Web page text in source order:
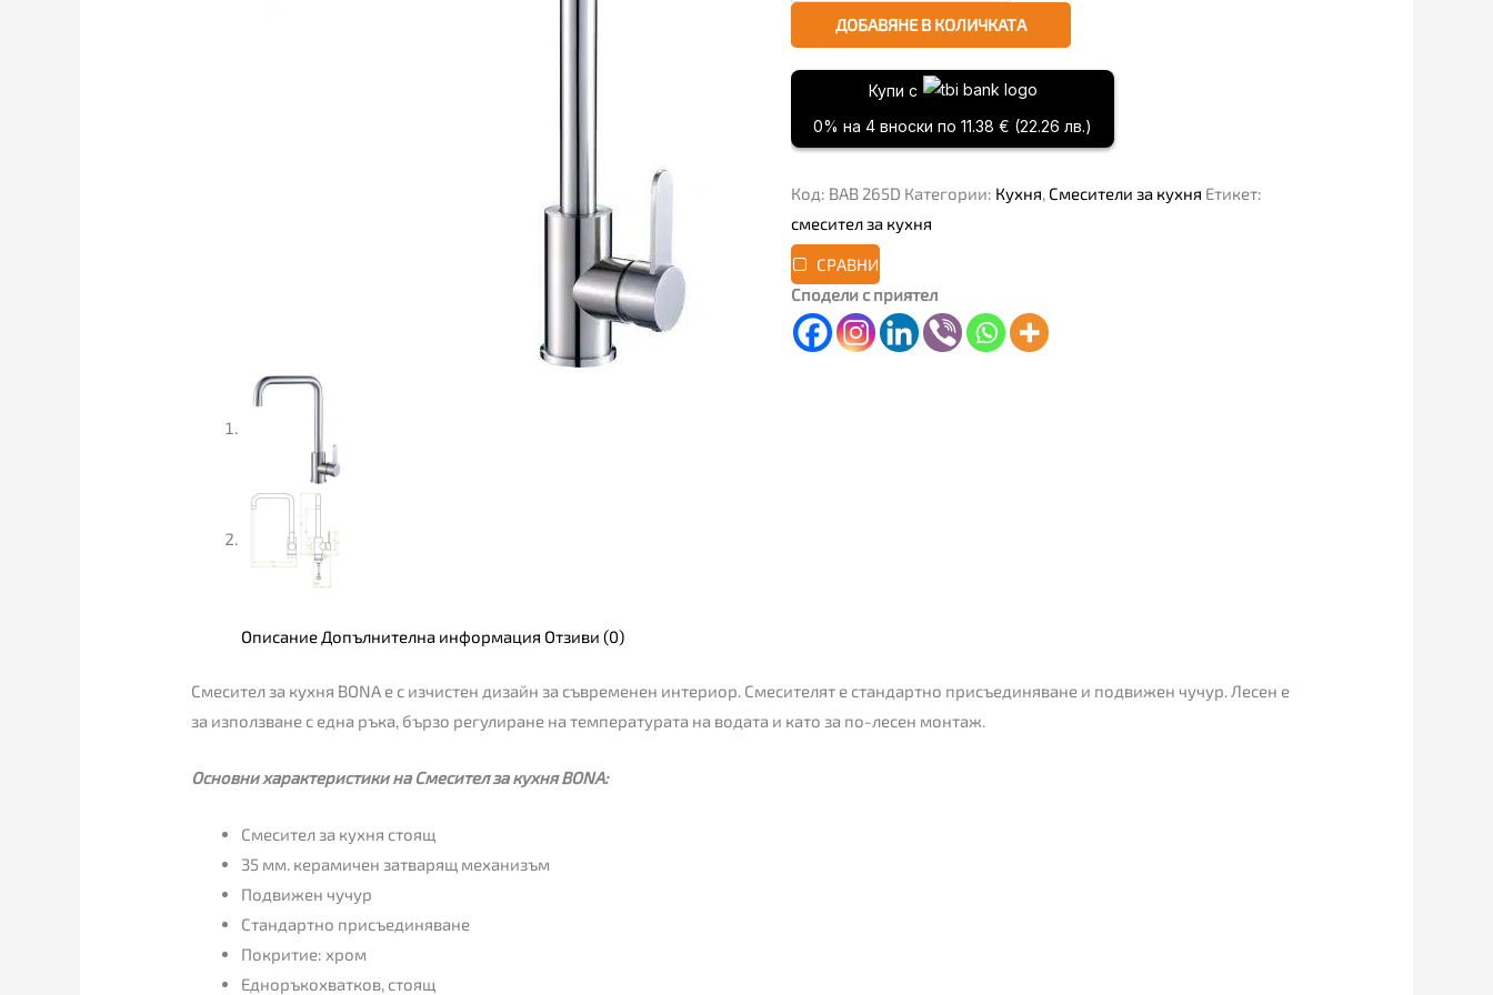
ДОБАВЯНЕ В КОЛИЧКАТА
Купи с
0% на 4 вноски по 11.38 € (22.26 лв.)
Код: BAB 265D Категории: Кухня, Смесители за кухня Етикет:
смесител за кухня
СРАВНИ
Сподели с приятел
Описание Допълнителна информация Отзиви (0)
Смесител за кухня BONA е с изчистен дизайн за съвременен интериор. Смесителят е стандартно присъединяване и подвижен чучур. Лесен е
за използване с една ръка, бързо регулиране на температурата на водата и като за по-лесен монтаж.
Основни характеристики на Смесител за кухня BONA:
Смесител за кухня стоящ
35 мм. керамичен затварящ механизъм
Подвижен чучур
Стандартно присъединяване
Покритие: хром
Едноръкохватков, стоящ